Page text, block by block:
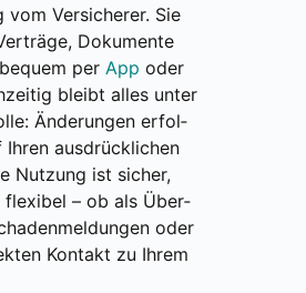
vom Ver­si­che­rer. Sie
Doku­men­te
per App oder
bleibt alles unter
Ände­run­gen erfol­
Ihren aus­drück­li­chen
Nut­zung ist sicher,
fle­xi­bel – ob als Über­
oder
Kon­takt zu Ihrem